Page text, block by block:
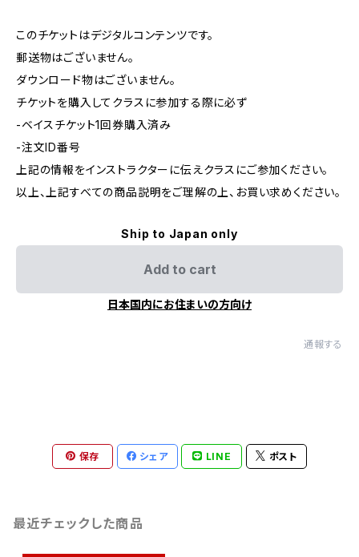
このチケットはデジタルコンテンツです。
郵送物はございません。
ダウンロード物はございません。
チケットを購入してクラスに参加する際に必ず
-ベイスチケット1回券購入済み
-注文ID番号
上記の情報をインストラクターに伝えクラスにご参加ください。
以上、上記すべての商品説明をご理解の上、お買い求めください。
Ship to Japan only
Add to cart
日本国内にお住まいの方向け
通報する
保存 シェア LINE ポスト
最近チェックした商品